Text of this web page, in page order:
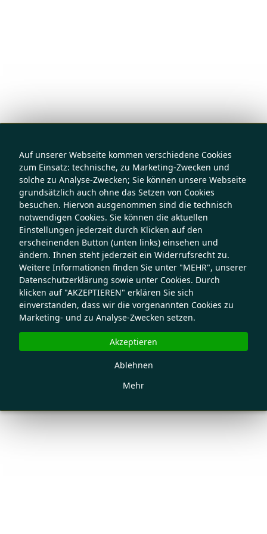
Auf unserer Webseite kommen verschiedene Cookies
zum Einsatz: technische, zu Marketing-Zwecken und
solche zu Analyse-Zwecken; Sie können unsere Webseite
grundsätzlich auch ohne das Setzen von Cookies
besuchen. Hiervon ausgenommen sind die technisch
notwendigen Cookies. Sie können die aktuellen
Einstellungen jederzeit durch Klicken auf den
erscheinenden Button (unten links) einsehen und
ändern. Ihnen steht jederzeit ein Widerrufsrecht zu.
Weitere Informationen finden Sie unter "MEHR", unserer
Datenschutzerklärung sowie unter Cookies. Durch
klicken auf "AKZEPTIEREN" erklären Sie sich
einverstanden, dass wir die vorgenannten Cookies zu
Marketing- und zu Analyse-Zwecken setzen.
Mehr
Ablehnen
Akzeptieren